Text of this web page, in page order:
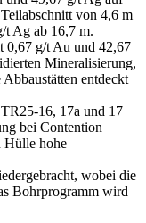
von 4,6 m
t Ag ab 16,7 m.
0,67 g/t Au und 42,67
Mineralisierung,
entdeckt
16, 17a und 17
bei Contention
Hülle hohe
wobei die
Bohrprogramm wird